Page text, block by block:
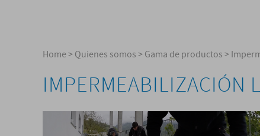
Home>Quienes somos>Gama de productos>
IMPERMEABILIZACIÓN